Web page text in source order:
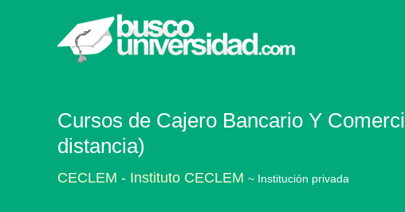
Cursos de Cajero Bancario Y
distancia)
CECLEM - Instituto CECLEM ~ Institución privada